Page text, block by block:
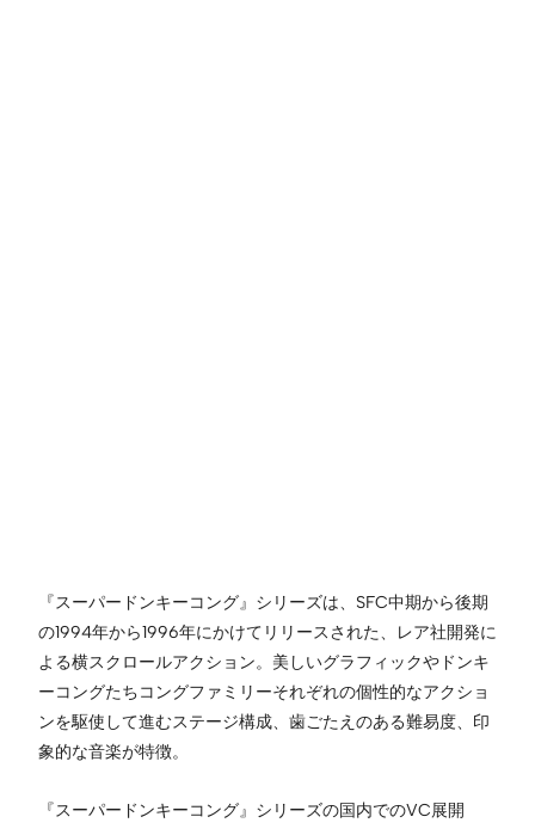
『スーパードンキーコング』シリーズは、SFC中期から後期
の1994年から1996年にかけてリリースされた、レア社開発に
よる横スクロールアクション。美しいグラフィックやドンキ
ーコングたちコングファミリーそれぞれの個性的なアクショ
ンを駆使して進むステージ構成、歯ごたえのある難易度、印
象的な音楽が特徴。
『スーパードンキーコング』シリーズの国内でのVC展開